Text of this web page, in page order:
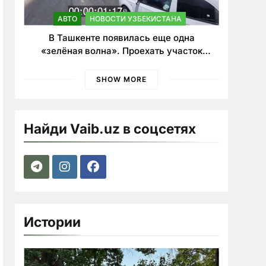
АВТО НОВОСТИ УЗБЕКИСТАНА
В Ташкенте появилась еще одна
«зелёная волна». Проехать участок
SHOW MORE
Найди Vaib.uz в соцсетях
Истории